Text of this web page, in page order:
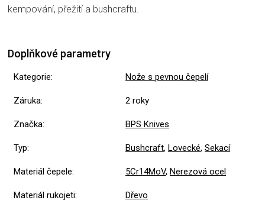
kempování, přežití a bushcraftu.
Doplňkové parametry
Kategorie: Nože s pevnou čepelí
Záruka: 2 roky
Značka: BPS Knives
Typ: Bushcraft, Lovecké, Sekací
Materiál čepele: 5Cr14MoV, Nerezová ocel
Materiál rukojeti: Dřevo